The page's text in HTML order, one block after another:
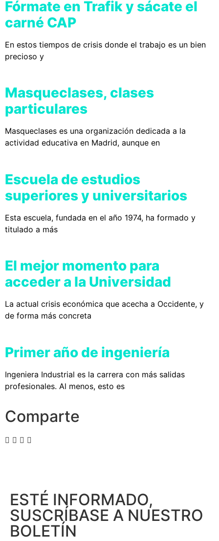
Fórmate en Trafik y sácate el
carné CAP
En estos tiempos de crisis donde el trabajo es un bien
precioso y
Masqueclases, clases
particulares
Masqueclases es una organización dedicada a la
actividad educativa en Madrid, aunque en
Escuela de estudios
superiores y universitarios
Esta escuela, fundada en el año 1974, ha formado y
titulado a más
El mejor momento para
acceder a la Universidad
La actual crisis económica que acecha a Occidente, y
de forma más concreta
Primer año de ingeniería
Ingeniera Industrial es la carrera con más salidas
profesionales. Al menos, esto es
Comparte
ESTÉ INFORMADO,
SUSCRÍBASE A NUESTRO
BOLETÍN